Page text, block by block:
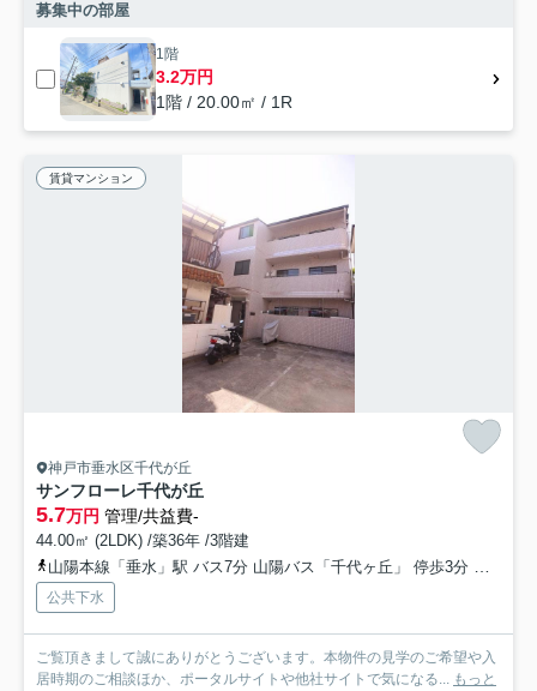
募集中の部屋
1階
3.2万円
1階 / 20.00㎡ / 1R
賃貸マンション
神戸市垂水区千代が丘
サンフローレ千代が丘
5.7万円 管理/共益費-
44.00㎡ (2LDK) /築36年 /3階建
山陽本線「垂水」駅 バス7分 山陽バス「千代ヶ丘」 停歩3分
山陽電
公共下水
ご覧頂きまして誠にありがとうございます。本物件の見学のご希望や入
居時期のご相談ほか、ポータルサイトや他社サイトで気になる... もっと